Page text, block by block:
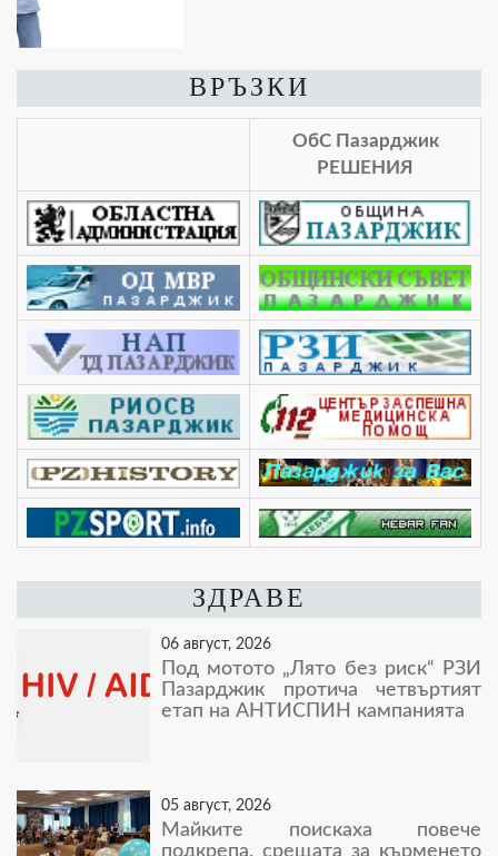
ВРЪЗКИ
ОбС Пазарджик
РЕШЕНИЯ
ЗДРАВЕ
06 август, 2026
Под мотото „Лято без риск“ РЗИ
Пазарджик протича четвъртият
етап на АНТИСПИН кампанията
05 август, 2026
Майките поискаха повече
подкрепа, срещата за кърменето